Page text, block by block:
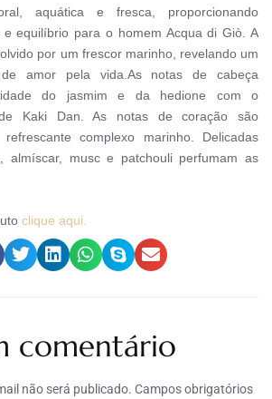
aquática e fresca, proporcionando
e equilíbrio para o homem Acqua di Giò. A
por um frescor marinho, revelando um
amor pela vida.As notas de cabeça
do jasmim e da hedione com o
Kaki Dan. As notas de coração são
complexo marinho. Delicadas
almíscar, musc e patchouli perfumam as
clique aqui.
comentário
não será publicado. Campos obrigatórios